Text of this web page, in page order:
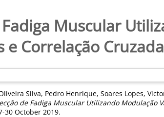
Muscular
e Correlação
Silva, Pedro Henrique, Soares Lopes,
de Fadiga Muscular Utilizando Modulação
30 October 2019.